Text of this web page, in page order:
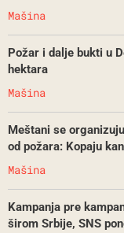
Mašina
Požar i dalje bukti u
hektara
Mašina
Meštani se
od požara: Kopaju
Mašina
Kampanja pre
širom Srbije, SNS